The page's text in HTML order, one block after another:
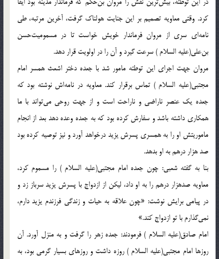
كرد. وقتى معاويه تصميم بر اين جنايت هولناك گرفت، آخرين مرتبه، طى
نامه‌اى سرى از مروان فرماندار خويش خواست تا در مسموميت‌حسن
بن‌على(علیه السلام )‌ سرعت گيرد و آن را در اولويت قرار دهد.
مروان جهت اجراى اين توطئه مامور شد با جعده دختر اشعث همسر امام
مجتبى(علیه السلام )‌ تماس برقرار كند. معاويه در نامه‌اش نوشته بود كه
جعده يك عنصر ناراضى و ناراحت است و از جهت روحى مى‌تواند با ما
همكارى داشته باشد و سفارش كرده بود كه به جعده وعده دهد بعد از انجام
ماموريتش او را به همسرى پسرش يزيد درخواهد آورد و نيز توصيه كرده بود
صد هزار درهم به او بدهد.
بنا به گفته شعبى: چون جعده امام مجتبى(علیه السلام )‌ را مسموم كرد،
معاويه صدهزار درهم را به او داد، ليكن از ازدواج با پسرش يزيد سرباز زد و
در پيامى برايش نوشت: «چون علاقه به حيات و زندگى فرزندم يزيد دارم،
نمى‌گذارم با تو ازدواج كند.»
امام صادق(علیه السلام )‌ فرمودند: جعده زهر را گرفت و به منزل آورد. آن
روزها امام مجتبى(علیه السلام )‌ روزه داشت و روزهاى بسيار گرمى بود، به